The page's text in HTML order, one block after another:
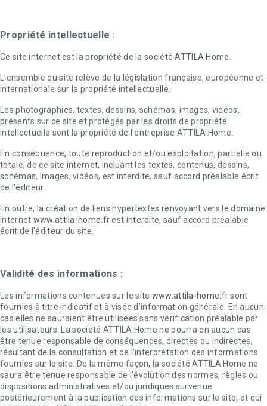
Propriété intellectuelle :
Ce site internet est la propriété de la société ATTILA Home.
L’ensemble du site relève de la législation française, européenne et
internationale sur la propriété intellectuelle.
Les photographies, textes, dessins, schémas, images, vidéos,
présents sur ce site et protégés par les droits de propriété
intellectuelle sont la propriété de l’entreprise ATTILA Home.
En conséquence, toute reproduction et/ou exploitation, partielle ou
totale, de ce site internet, incluant les textes, contenus, dessins,
schémas, images, vidéos, est interdite, sauf accord préalable écrit
de l’éditeur.
En outre, la création de liens hypertextes renvoyant vers le domaine
internet www.attila-home.frest interdite, sauf accord préalable
écrit de l’éditeur du site.
Validité des informations :
Les informations contenues sur le site www.attila-home.frsont
fournies à titre indicatif et à visée d’information générale. En aucun
cas elles ne sauraient être utilisées sans vérification préalable par
les utilisateurs. La société ATTILA Home ne pourra en aucun cas
être tenue responsable de conséquences, directes ou indirectes,
résultant de la consultation et de l’interprétation des informations
fournies sur le site. De la même façon, la société ATTILA Home ne
saura être tenue responsable de l’évolution des normes, règles ou
dispositions administratives et/ou juridiques survenue
postérieurement à la publication des informations sur le site, et qui